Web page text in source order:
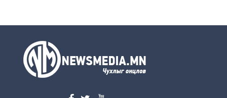
2026-08-5
2026-08-5